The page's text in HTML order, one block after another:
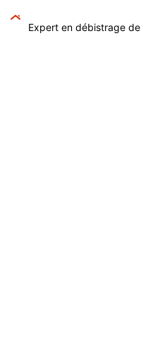
Expert en débistrage